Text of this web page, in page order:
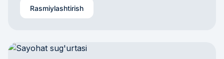
Rasmiylashtirish